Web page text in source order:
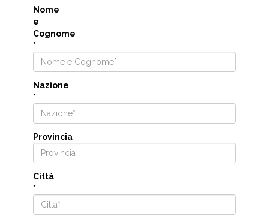
Nome
e
Cognome
*
Nazione
*
Provincia
Città
*